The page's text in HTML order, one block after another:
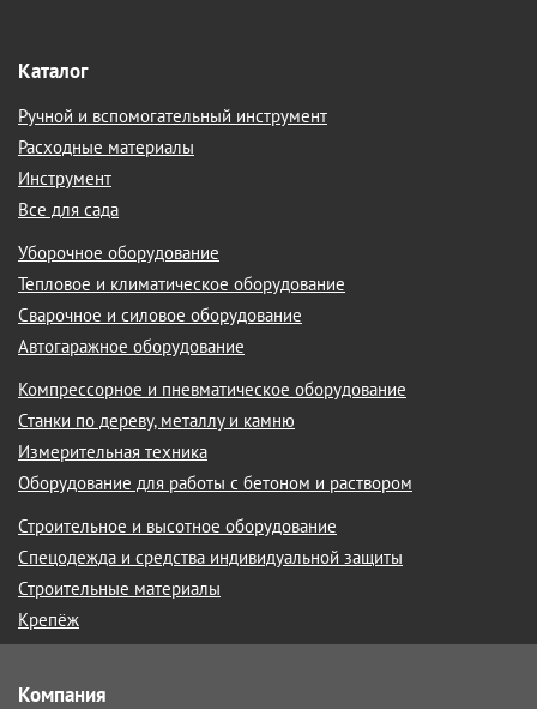
Каталог
Ручной и вспомогательный инструмент
Расходные материалы
Инструмент
Все для сада
Уборочное оборудование
Тепловое и климатическое оборудование
Сварочное и силовое оборудование
Автогаражное оборудование
Компрессорное и пневматическое оборудование
Станки по дереву, металлу и камню
Измерительная техника
Оборудование для работы с бетоном и раствором
Строительное и высотное оборудование
Спецодежда и средства индивидуальной защиты
Строительные материалы
Крепёж
Компания